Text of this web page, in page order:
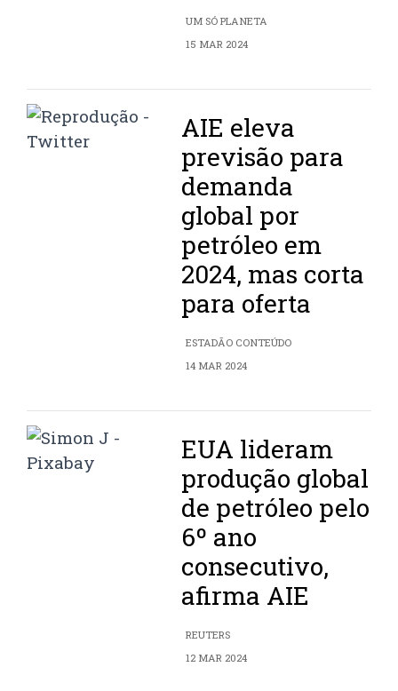
UM SÓ PLANETA
15 MAR 2024
AIE eleva
previsão para
demanda
global por
petróleo em
2024, mas corta
para oferta
ESTADÃO CONTEÚDO
14 MAR 2024
EUA lideram
produção global
de petróleo pelo
6º ano
consecutivo,
afirma AIE
REUTERS
12 MAR 2024